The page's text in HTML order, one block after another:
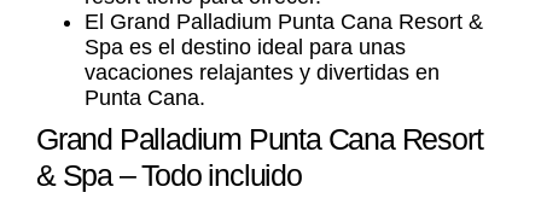
El Grand Palladium Punta Cana Resort &
Spa es el destino ideal para unas
vacaciones relajantes y divertidas en
Punta Cana.
Grand Palladium Punta Cana Resort
& Spa – Todo incluido